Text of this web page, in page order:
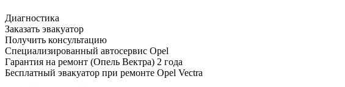
Диагностика
Заказать эвакуатор
Получить консультацию
Специализированный автосервис Opel
Гарантия на ремонт (Опель Вектра) 2 года
Бесплатный эвакуатор при ремонте Opel Vectra